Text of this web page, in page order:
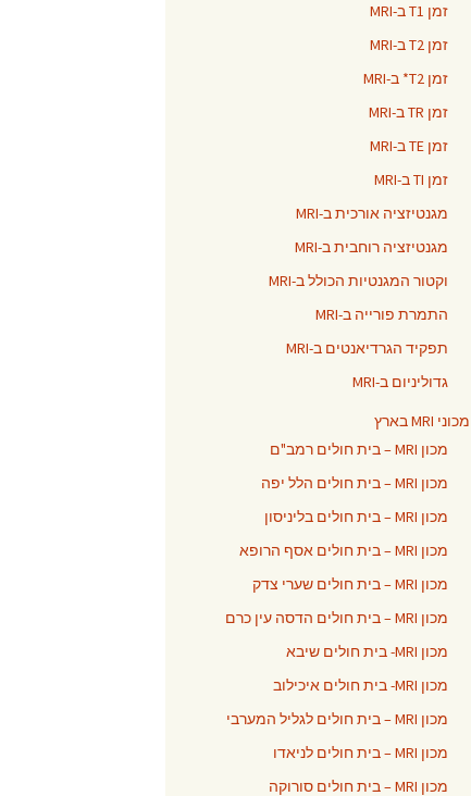
זמן T1 ב-MRI
זמן T2 ב-MRI
זמן T2* ב-MRI
זמן TR ב-MRI
זמן TE ב-MRI
זמן TI ב-MRI
מגנטיזציה אורכית ב-MRI
מגנטיזציה רוחבית ב-MRI
וקטור המגנטיות הכולל ב-MRI
התמרת פורייה ב-MRI
תפקיד הגרדיאנטים ב-MRI
גדוליניום ב-MRI
מכוני MRI בארץ
מכון MRI – בית חולים רמב"ם
מכון MRI – בית חולים הלל יפה
מכון MRI – בית חולים בליניסון
מכון MRI – בית חולים אסף הרופא
מכון MRI – בית חולים שערי צדק
מכון MRI – בית חולים הדסה עין כרם
מכון MRI- בית חולים שיבא
מכון MRI- בית חולים איכילוב
מכון MRI – בית חולים לגליל המערבי
מכון MRI – בית חולים לניאדו
מכון MRI – בית חולים סורוקה